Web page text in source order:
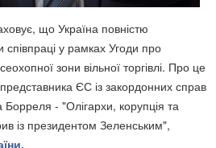
що Україна повністю
співпраці у рамках Угоди про
зони вільної торгівлі. Про це
ЄС із закордонних справ
Борреля - "Олігархи, корупція та
із президентом Зеленським",